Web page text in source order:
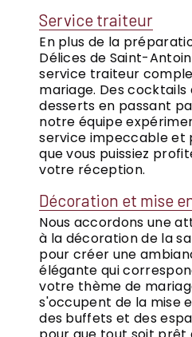
Service traiteur
En plus de la
Délices de Saint-
service traiteur
mariage. Des cocktails
desserts en passant
notre équipe
service impeccable et
que vous puissiez
votre réception.
Décoration et mise
Nous accordons une
à la décoration de la
pour créer une
élégante qui
votre thème de
s'occupent de la mise
des buffets et des